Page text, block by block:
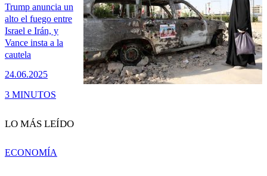
Trump anuncia un
alto el fuego entre
Israel e Irán, y
Vance insta a la
cautela
24.06.2025
3 MINUTOS
LO MÁS LEÍDO
ECONOMÍA